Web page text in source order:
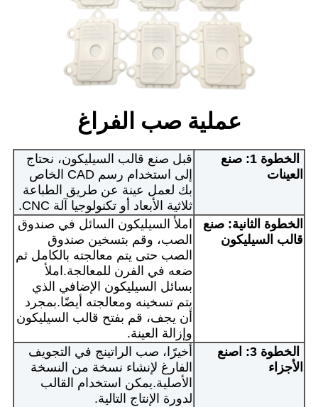
عملية صب الفراغ
الخطوة 1: صنع
العينات
قبل صنع قالب السيليكون، نحتاج
إلى استخدام رسم CAD الخاص
بك لعمل عينة عن طريق الطباعة
ثلاثية الأبعاد أو تكنولوجيا آلة CNC.
الخطوة الثانية: صنع
قالب السيليكون
املأ السيليكون السائل في صندوق
الصب، وقم بتسخين صندوق
الصب حتى يتم معالجته بالكامل ثم
ضعه في الفرن للمعالجة.املأ
بسائل السيليكون الإضافي الذي
يتم تسخينه ومعالجته أيضًا.بمجرد
أن يجف، قم بفتح قالب السيليكون
وإزالة العينة.
الخطوة 3: اصنع
الأجزاء
أخيرًا، صب الراتينج في التجويف
الفارغ لإنشاء نسخة من النسخة
الأصلية.يمكن استخدام القالب
لدورة الإنتاج التالية.